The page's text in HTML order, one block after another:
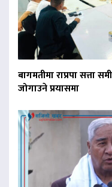
बागमतीमा राप्रपा सत्ता
जोगाउने प्रयासमा